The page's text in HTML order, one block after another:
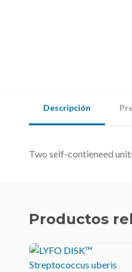
Descripción
Two self-contieneed
Productos